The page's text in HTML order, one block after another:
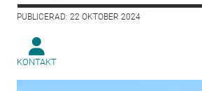
PUBLICERAD: 22 OKTOBER 2024
KONTAKT